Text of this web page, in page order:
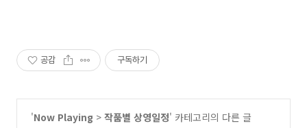
공감 구독하기
'Now Playing > 작품별 상영일정' 카테고리의 다른 글